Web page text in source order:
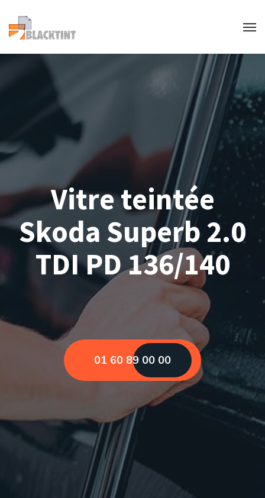
Vitre teintée
Skoda Superb 2.0
TDI PD 136/140
01 60 89 00 00